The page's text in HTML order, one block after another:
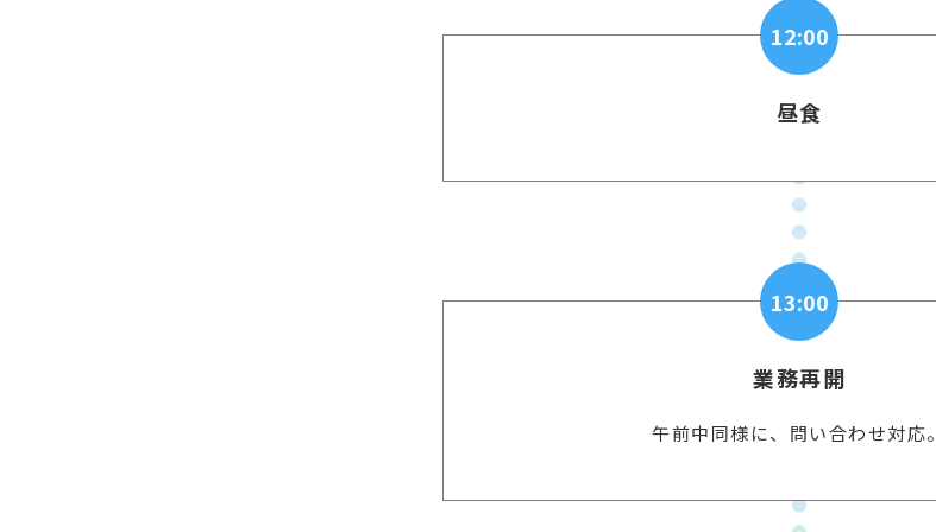
12:00
昼食
13:00
業務再開
午前中同様に、問い合わせ対応。